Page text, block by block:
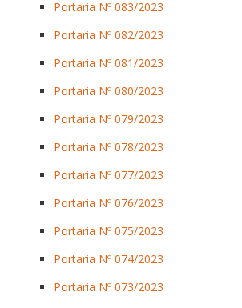
Portaria Nº 083/2023
Portaria Nº 082/2023
Portaria Nº 081/2023
Portaria Nº 080/2023
Portaria Nº 079/2023
Portaria Nº 078/2023
Portaria Nº 077/2023
Portaria Nº 076/2023
Portaria Nº 075/2023
Portaria Nº 074/2023
Portaria Nº 073/2023